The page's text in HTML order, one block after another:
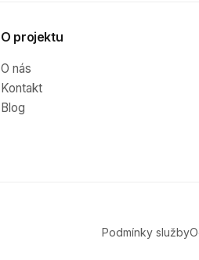
O projektu
O nás
Kontakt
Blog
Podmínky služby